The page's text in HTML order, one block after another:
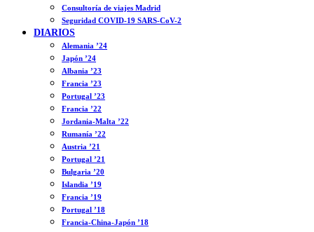
Consultoría de viajes Madrid
Seguridad COVID-19 SARS-CoV-2
DIARIOS
Alemania ’24
Japón ’24
Albania ’23
Francia ’23
Portugal ’23
Francia ’22
Jordania-Malta ’22
Rumanía ’22
Austria ’21
Portugal ’21
Bulgaria ’20
Islandia ’19
Francia ’19
Portugal ’18
Francia-China-Japón ’18